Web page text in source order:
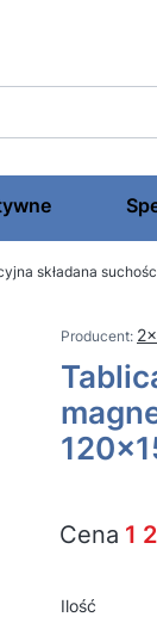
składana
Cena 1
Ilość